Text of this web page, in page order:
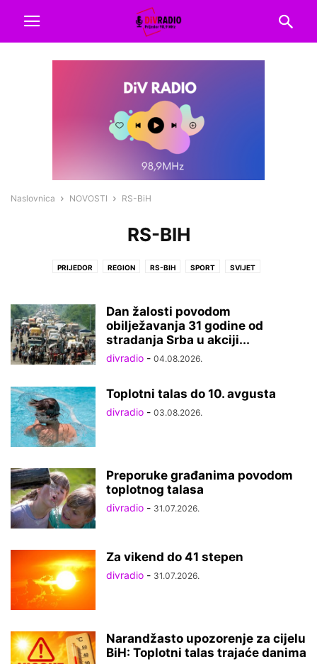
Naslovnica NOVOSTI RS-BiH
RS-BIH
PRIJEDOR REGION RS-BIH SPORT SVIJET
Dan žalosti povodom
obilježavanja 31 godine od
stradanja Srba u akciji...
divradio - 04.08.2026.
Toplotni talas do 10. avgusta
divradio - 03.08.2026.
Preporuke građanima povodom
toplotnog talasa
divradio - 31.07.2026.
Za vikend do 41 stepen
divradio - 31.07.2026.
Narandžasto upozorenje za cijelu
BiH: Toplotni talas trajaće danima